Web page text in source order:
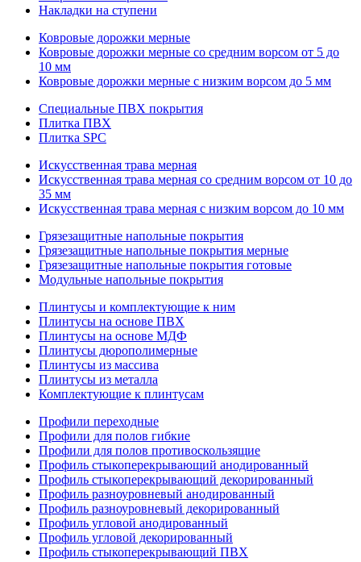
Накладки на ступени
Ковровые дорожки мерные
Ковровые дорожки мерные со средним ворсом от 5 до
10 мм
Ковровые дорожки мерные с низким ворсом до 5 мм
Специальные ПВХ покрытия
Плитка ПВХ
Плитка SPC
Искуccтвенная трава мерная
Искусственная трава мерная со средним ворсом от 10 до
35 мм
Искусственная трава мерная с низким ворсом до 10 мм
Грязезащитные напольные покрытия
Грязезащитные напольные покрытия мерные
Грязезащитные напольные покрытия готовые
Модульные напольные покрытия
Плинтусы и комплектующие к ним
Плинтусы на основе ПВХ
Плинтусы на основе МДФ
Плинтусы дюрополимерные
Плинтусы из массива
Плинтусы из металла
Комплектующие к плинтусам
Профили переходные
Профили для полов гибкие
Профили для полов противоскользящие
Профиль стыкоперекрывающий анодированный
Профиль стыкоперекрывающий декорированный
Профиль разноуровневый анодированный
Профиль разноуровневый декорированный
Профиль угловой анодированный
Профиль угловой декорированный
Профиль стыкоперекрывающий ПВХ